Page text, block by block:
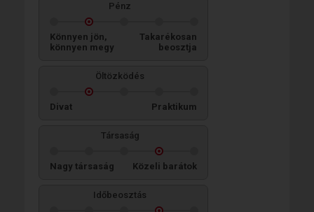
Pénz
Könnyen jön,
könnyen megy
Takarékosan
beosztja
Öltözködés
Divat Praktikum
Társaság
Nagy társaság Közeli barátok
Időbeosztás